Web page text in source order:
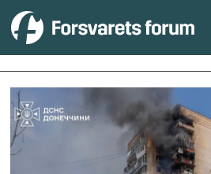
Tag:
ukraina-
krigen